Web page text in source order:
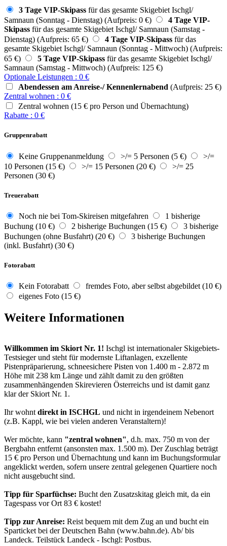
3 Tage VIP-Skipass für das gesamte Skigebiet Ischgl/
Samnaun (Sonntag - Dienstag) (Aufpreis: 0 €)
4 Tage VIP-
Skipass für das gesamte Skigebiet Ischgl/ Samnaun (Samstag -
Dienstag) (Aufpreis: 65 €)
4 Tage VIP-Skipass für das
gesamte Skigebiet Ischgl/ Samnaun (Sonntag - Mittwoch) (Aufpreis:
65 €)
5 Tage VIP-Skipass für das gesamte Skigebiet Ischgl/
Samnaun (Samstag - Mittwoch) (Aufpreis: 125 €)
Optionale Leistungen : 0 €
Abendessen am Anreise-/ Kennenlernabend (Aufpreis: 25 €)
Zentral wohnen : 0 €
Zentral wohnen (15 € pro Person und Übernachtung)
Rabatte : 0 €
Gruppenrabatt
Keine Gruppenanmeldung >/= 5 Personen (5 €)
>/=
10 Personen (15 €)
>/= 15 Personen (20 €)
>/= 25
Personen (30 €)
Treuerabatt
Noch nie bei Tom-Skireisen mitgefahren
1 bisherige
Buchung (10 €)
2 bisherige Buchungen (15 €)
3 bisherige
Buchungen (ohne Busfahrt) (20 €)
3 bisherige Buchungen
(inkl. Busfahrt) (30 €)
Fotorabatt
Kein Fotorabatt
fremdes Foto, aber selbst abgebildet (10 €)
eigenes Foto (15 €)
Weitere Informationen
Willkommen im Skiort Nr. 1! Ischgl ist internationaler Skigebiets-
Testsieger und steht für modernste Liftanlagen, exzellente
Pistenpräparierung, schneesichere Pisten von 1.400 m - 2.872 m
Höhe mit 238 km Länge und zählt damit zu den größten
zusammenhängenden Skirevieren Österreichs und ist damit ganz
klar der Skiort Nr. 1.
Ihr wohnt direkt in ISCHGL und nicht in irgendeinem Nebenort
(z.B. Kappl, wie bei vielen anderen Veranstaltern)!
Wer möchte, kann "zentral wohnen", d.h. max. 750 m von der
Bergbahn entfernt (ansonsten max. 1.500 m). Der Zuschlag beträgt
15 € pro Person und Übernachtung und kann im Buchungsformular
angeklickt werden, sofern unsere zentral gelegenen Quartiere noch
nicht ausgebucht sind.
Tipp für Sparfüchse: Bucht den Zusatzskitag gleich mit, da ein
Tagespass vor Ort 83 € kostet!
Tipp zur Anreise: Reist bequem mit dem Zug an und bucht ein
Sparticket bei der Deutschen Bahn (www.bahn.de). Ab/ bis
Landeck. Teilstück Landeck - Ischgl: Postbus.